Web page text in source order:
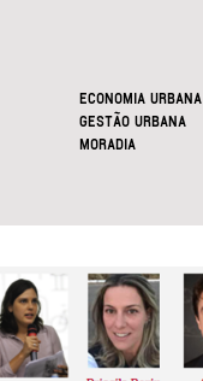
ECONOMIA URBANA
GESTÃO URBANA
MORADIA